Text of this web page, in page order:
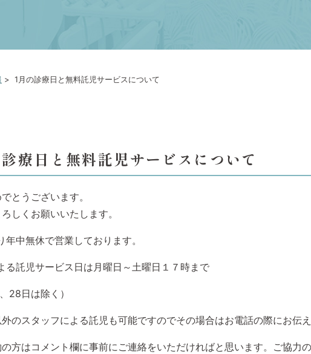
> 1月の診療日と無料託児サービスについて
療日と無料託児サービスについて
とうございます。
しくお願いいたします。
年中無休で営業しております。
る託児サービス日は月曜日～土曜日１７時まで
28日は除く）
のスタッフによる託児も可能ですのでその場合はお電話の際にお伝え
方はコメント欄に事前にご連絡をいただければと思います。ご協力